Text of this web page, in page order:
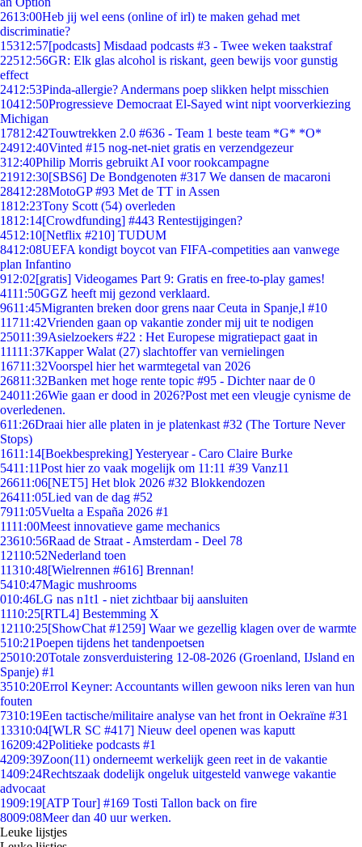
2613:00Heb jij wel eens (online of irl) te maken gehad met
discriminatie?
15312:57[podcasts] Misdaad podcasts #3 - Twee weken taakstraf
22512:56GR: Elk glas alcohol is riskant, geen bewijs voor gunstig
effect
2412:53Pinda-allergie? Andermans poep slikken helpt misschien
10412:50Progressieve Democraat El-Sayed wint nipt voorverkiezing
Michigan
17812:42Touwtrekken 2.0 #636 - Team 1 beste team *G* *O*
24912:40Vinted #15 nog-net-niet gratis en verzendgezeur
312:40Philip Morris gebruikt AI voor rookcampagne
21912:30[SBS6] De Bondgenoten #317 We dansen de macaroni
28412:28MotoGP #93 Met de TT in Assen
1812:23Tony Scott (54) overleden
1812:14[Crowdfunding] #443 Rentestijgingen?
4512:10[Netflix #210] TUDUM
8412:08UEFA kondigt boycot van FIFA-competities aan vanwege
plan Infantino
912:02[gratis] Videogames Part 9: Gratis en free-to-play games!
4111:50GGZ heeft mij gezond verklaard.
9611:45Migranten breken door grens naar Ceuta in Spanje,l #10
11711:42Vrienden gaan op vakantie zonder mij uit te nodigen
25011:39Asielzoekers #22 : Het Europese migratiepact gaat in
11111:37Kapper Walat (27) slachtoffer van vernielingen
16711:32Voorspel hier het warmtegetal van 2026
26811:32Banken met hoge rente topic #95 - Dichter naar de 0
24011:26Wie gaan er dood in 2026?Post met een vleugje cynisme de
overledenen.
611:26Draai hier alle platen in je platenkast #32 (The Torture Never
Stops)
1611:14[Boekbespreking] Yesteryear - Caro Claire Burke
5411:11Post hier zo vaak mogelijk om 11:11 #39 Vanz11
26611:06[NET5] Het blok 2026 #32 Blokkendozen
26411:05Lied van de dag #52
7911:05Vuelta a España 2026 #1
1111:00Meest innovatieve game mechanics
23610:56Raad de Straat - Amsterdam - Deel 78
12110:52Nederland toen
11310:48[Wielrennen #616] Brennan!
5410:47Magic mushrooms
010:46LG nas n1t1 - niet zichtbaar bij aansluiten
1110:25[RTL4] Bestemming X
12110:25[ShowChat #1259] Waar we gezellig klagen over de warmte
510:21Poepen tijdens het tandenpoetsen
25010:20Totale zonsverduistering 12-08-2026 (Groenland, IJsland en
Spanje) #1
3510:20Errol Keyner: Accountants willen gewoon niks leren van hun
fouten
7310:19Een tactische/militaire analyse van het front in Oekraïne #31
13310:04[WLR SC #417] Nieuw deel openen was kaputt
16209:42Politieke podcasts #1
4209:39Zoon(11) onderneemt werkelijk geen reet in de vakantie
1409:24Rechtszaak dodelijk ongeluk uitgesteld vanwege vakantie
advocaat
1909:19[ATP Tour] #169 Tosti Tallon back on fire
8009:08Meer dan 40 uur werken.
Leuke lijstjes